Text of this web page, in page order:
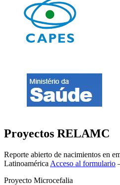
Proyectos RELAMC
Reporte abierto de nacimientos en
Latinoamérica Acceso al formulario
Proyecto Microcefalia